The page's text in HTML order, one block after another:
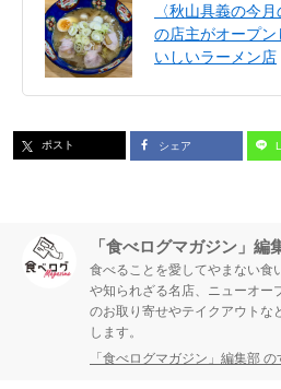
〈秋山具義の今
の店主がオープ
いしいラーメン店
ポスト シェア
「食べログマガジン」編
食べることを愛してやまない食
や知られざる名店、ニューオー
のお取り寄せやテイクアウトな
します。
「食べログマガジン」編集部